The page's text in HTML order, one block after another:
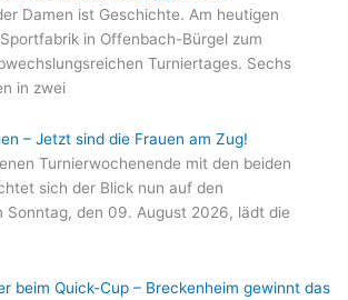
Damen ist Geschichte. Am heutigen
in Offenbach-Bürgel zum
Turniertages. Sechs
in zwei
– Jetzt sind die Frauen am Zug!
Turnierwochenende mit den beiden
sich der Blick nun auf den
Sonntag, den 09. August 2026, lädt die
beim Quick-Cup – Breckenheim gewinnt das